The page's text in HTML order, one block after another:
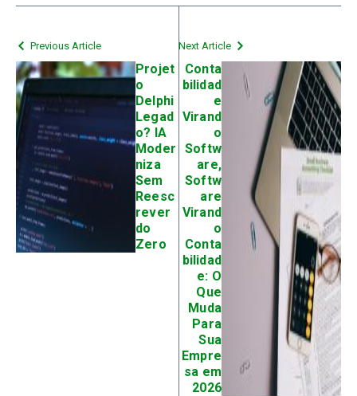
Previous Article
Projet
o
Delphi
Legad
o? IA
Moder
niza
Sem
Reesc
rever
do
Zero
Next Article
Conta
bilidad
e
Virand
o
Softw
are,
Softw
are
Virand
o
Conta
bilidad
e: O
Que
Muda
Para
Sua
Empre
sa em
2026